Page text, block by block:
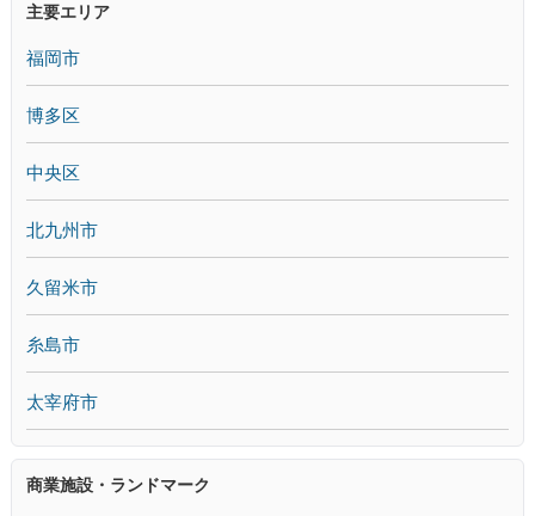
主要エリア
福岡市
博多区
中央区
北九州市
久留米市
糸島市
太宰府市
商業施設・ランドマーク